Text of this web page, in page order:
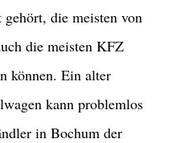
die meisten von
die meisten KFZ
können. Ein alter
kann problemlos
in Bochum der